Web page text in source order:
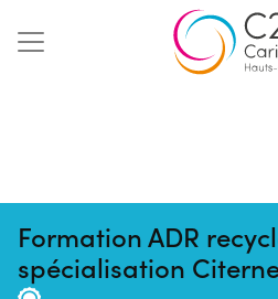
au
Formation ADR
spécialisation
Mise à jour :
09/10/2025
Formation :
1641267